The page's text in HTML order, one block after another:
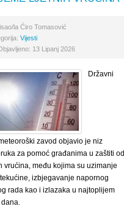
la Ćiro Tomasović
Vijesti
13 Lipanj 2026
Državni
zavod objavio je niz
za pomoć građanima u zaštiti od
vrućina, među kojima su uzimanje
izbjegavanje napornog
rada kao i izlazaka u najtoplijem